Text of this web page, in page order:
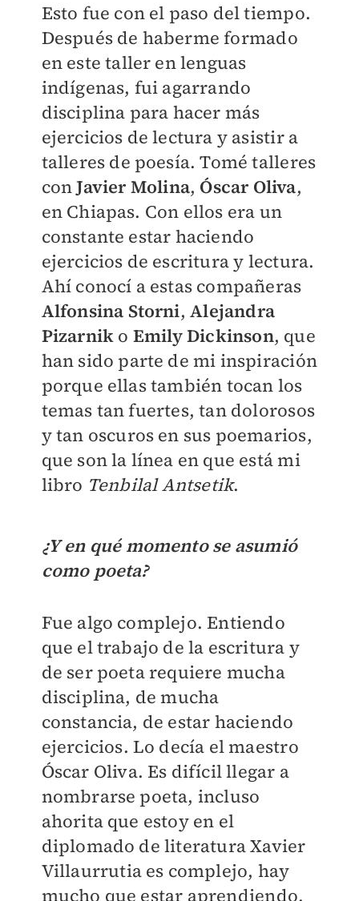
Esto fue con el paso del tiempo.
Después de haberme formado
en este taller en lenguas
indígenas, fui agarrando
disciplina para hacer más
ejercicios de lectura y asistir a
talleres de poesía. Tomé talleres
conJavier Molina, Óscar Oliva,
en Chiapas. Con ellos era un
constante estar haciendo
ejercicios de escritura y lectura.
Ahí conocí a estas compañeras
Alfonsina Storni,Alejandra
Pizarnik o Emily Dickinson, que
han sido parte de mi inspiración
porque ellas también tocan los
temas tan fuertes, tan dolorosos
y tan oscuros en sus poemarios,
que son la línea en que está mi
libro Tenbilal Antsetik.
¿Y en qué momento se asumió
como poeta?
Fue algo complejo. Entiendo
que el trabajo de la escritura y
de ser poeta requiere mucha
disciplina, de mucha
constancia, de estar haciendo
ejercicios. Lo decía el maestro
Óscar Oliva. Es difícil llegar a
nombrarse poeta, incluso
ahorita que estoy en el
diplomado de literatura Xavier
Villaurrutia es complejo, hay
mucho que estar aprendiendo,